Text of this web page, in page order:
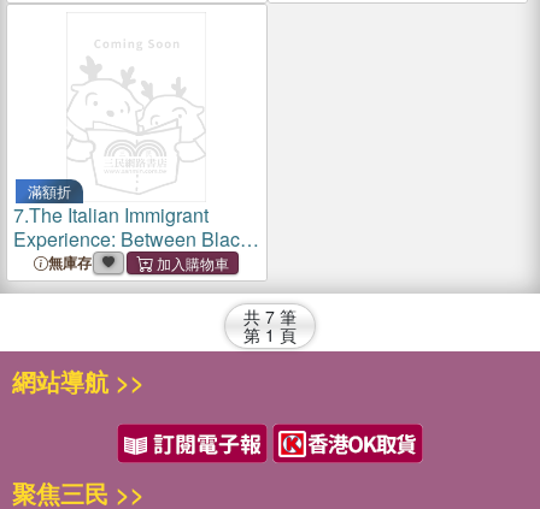
滿額折
7.The Italian Immigrant
Experience: Between Black
and White
無庫存
共 7 筆
第 1 頁
網站導航 >>
聚焦三民 >>